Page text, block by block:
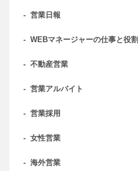
- 営業日報
- WEBマネージャーの仕事と役割
- 不動産営業
- 営業アルバイト
- 営業採用
- 女性営業
- 海外営業